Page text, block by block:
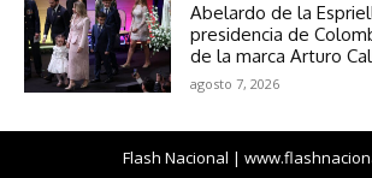
Abelardo de la
presidencia de
de la marca Arturo
agosto 7, 2026
Flash Nacional |